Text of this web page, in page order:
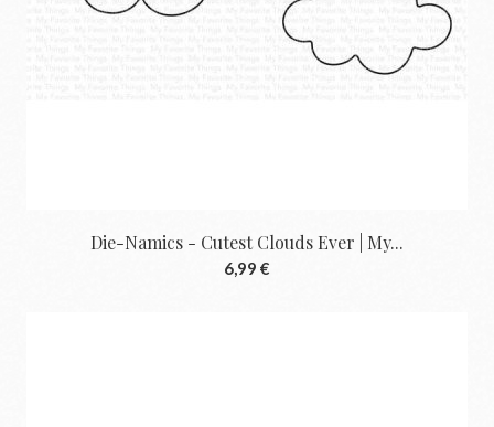
Die-Namics - Cutest Clouds Ever | My...
6,99 €